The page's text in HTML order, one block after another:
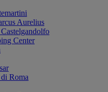
Aurelius
Center
Roma